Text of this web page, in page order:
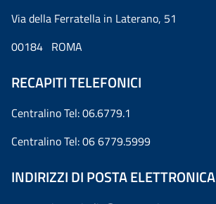
Via della Ferratella in Laterano, 51
00184 ROMA
RECAPITI TELEFONICI
Centralino Tel: 06.6779.1
Centralino Tel: 06 6779.5999
INDIRIZZI DI POSTA ELETTRONICA